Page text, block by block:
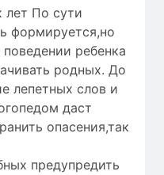
лет По сути
формируется,но
ребенка
родных. До
лепетных слов и
даст
опасения,так
предупредить